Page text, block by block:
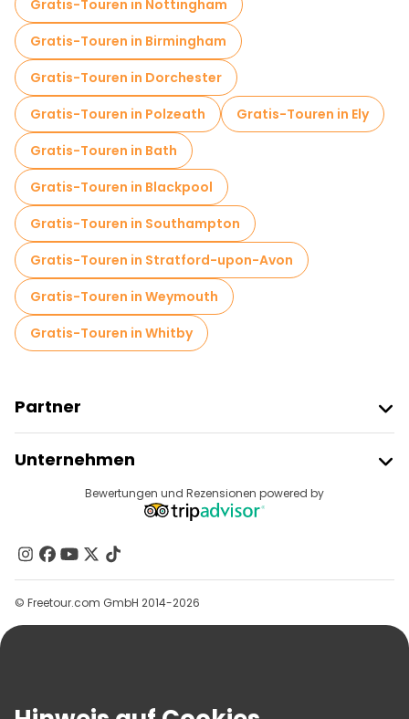
Gratis-Touren in Nottingham
Gratis-Touren in Birmingham
Gratis-Touren in Dorchester
Gratis-Touren in Polzeath
Gratis-Touren in Ely
Gratis-Touren in Bath
Gratis-Touren in Blackpool
Gratis-Touren in Southampton
Gratis-Touren in Stratford-upon-Avon
Gratis-Touren in Weymouth
Gratis-Touren in Whitby
Partner
Anbieter-Anmeldung
Affiliate-Programm
Unternehmen
Reiseziele
Kontakt
Gruppen
Hilfe
Bewertungen und Rezensionen powered by
© Freetour.com GmbH 2014-2026